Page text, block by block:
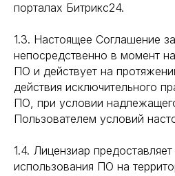
порталах Битрикс24.
1.3. Настоящее Соглашение
непосредственно в момент
ПО и действует на
действия исключительного
ПО, при условии
Пользователем условий
1.4. Лицензиар
использования ПО на